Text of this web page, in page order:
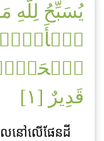
يُسَبِّحُ لِلَّهِ
ٱلۡأَرۡضِۖ
ٱلۡحَمۡدُۖ
قَدِيرٌ [١]
លនៅលើផែនដី